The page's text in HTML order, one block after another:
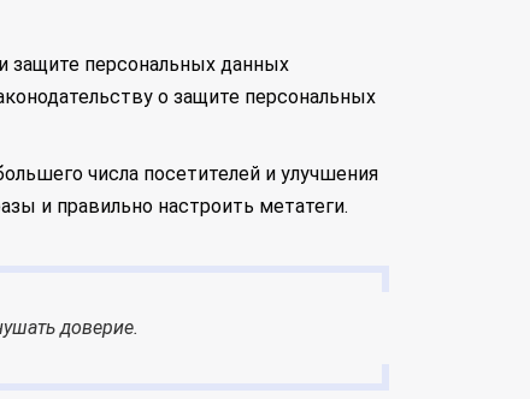
защите персональных данных
о защите персональных
числа посетителей и улучшения
и правильно настроить метатеги.
доверие.